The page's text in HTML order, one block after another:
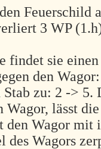
Feuerschild
3 WP
findet sie
den
zu: 2 -> 5.
lässt
den Wagor mit
des Wagors